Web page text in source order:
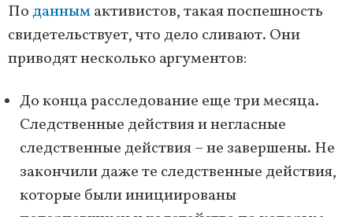
Поданнымактивистов, такая поспешность
свидетельствует, что дело сливают. Они
приводят несколько аргументов:
До конца расследование еще три месяца.
Следственные действия и негласные
следственные действия – не завершены. Не
закончили даже те следственные действия,
которые были инициированы